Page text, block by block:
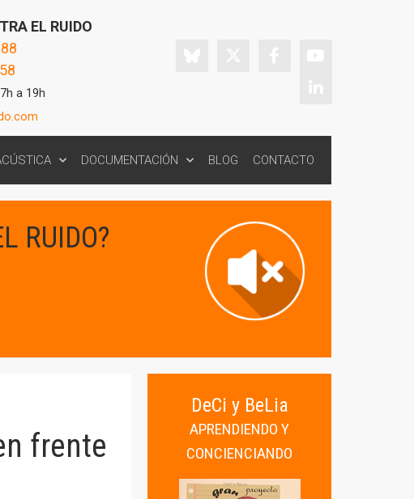
EL RUIDO
a 19h
DOCUMENTACIÓN BLOG CONTACTO
RUIDO?
frente
DeCi y BeLia
APRENDIENDO Y
CONCIENCIANDO